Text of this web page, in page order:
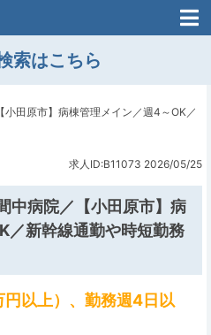
い合わせ
索はこちら
【小田原市】病棟管理メイン／週4～OK／
求人ID:B11073 2026/05/25
中病院／【小田原市】病
／新幹線通勤や時短勤務
以上）、勤務週4日以